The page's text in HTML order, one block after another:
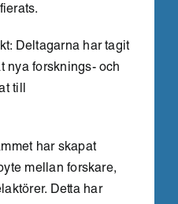
Deltagarna har tagit
nya forsknings- och
till
har skapat
mellan forskare,
Detta har